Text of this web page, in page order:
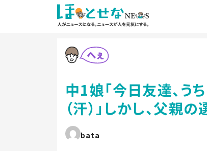
中1娘「今日友達、うち
（汗）」しかし、父親
bata